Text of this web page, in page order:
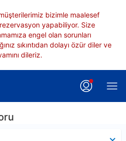
bizimle maalesef
yapabiliyor. Size
engel olan sorunları
sıkıntıdan dolayı özür diler ve
dileriz.